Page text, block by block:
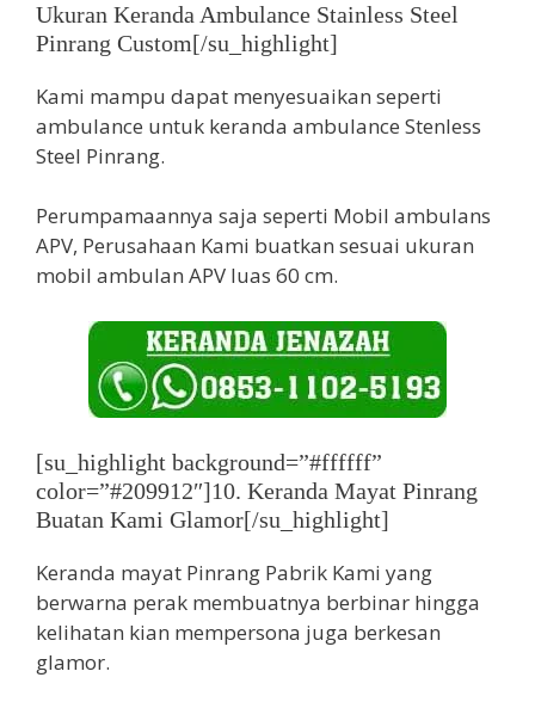
Ukuran Keranda Ambulance Stainless Steel
Pinrang Custom[/su_highlight]
Kami mampu dapat menyesuaikan seperti
ambulance untuk keranda ambulance Stenless
Steel Pinrang.
Perumpamaannya saja seperti Mobil ambulans
APV, Perusahaan Kami buatkan sesuai ukuran
mobil ambulan APV luas 60 cm.
[su_highlight background=”#ffffff”
color=”#209912″]10. Keranda Mayat Pinrang
Buatan Kami Glamor[/su_highlight]
Keranda mayat Pinrang Pabrik Kami yang
berwarna perak membuatnya berbinar hingga
kelihatan kian mempersona juga berkesan
glamor.